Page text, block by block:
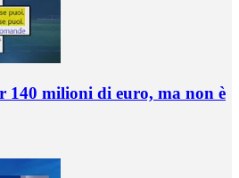
140 milioni di euro, ma non è